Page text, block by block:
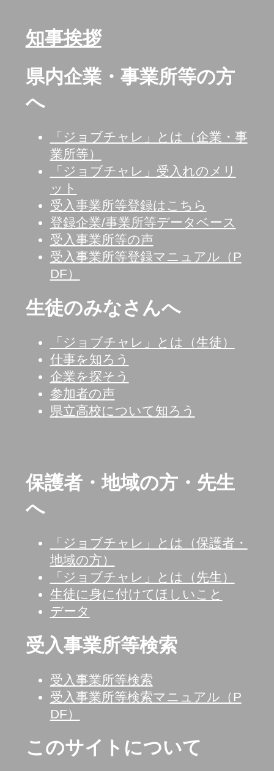
知事挨拶
県内企業・事業所等の方
へ
「ジョブチャレ」とは（企業・事
業所等）
「ジョブチャレ」受入れのメリ
ット
受入事業所等登録はこちら
登録企業/事業所等データベース
受入事業所等の声
受入事業所等登録マニュアル（P
DF）
生徒のみなさんへ
「ジョブチャレ」とは（生徒）
仕事を知ろう
企業を探そう
参加者の声
県立高校について知ろう
保護者・地域の方・先生
へ
「ジョブチャレ」とは（保護者・
地域の方）
「ジョブチャレ」とは（先生）
生徒に身に付けてほしいこと
データ
受入事業所等検索
受入事業所等検索
受入事業所等検索マニュアル（P
DF）
このサイトについて